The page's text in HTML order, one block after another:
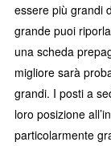
essere più grandi
grande puoi
una scheda
migliore sarà
grandi. I posti a
loro posizione
particolarmente